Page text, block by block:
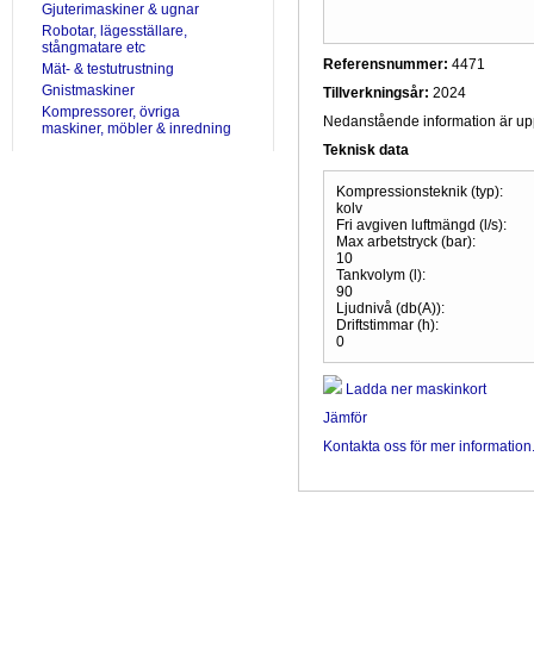
Gjuterimaskiner & ugnar
Robotar, lägesställare,
stångmatare etc
Mät- & testutrustning
Gnistmaskiner
Kompressorer, övriga
maskiner, möbler & inredning
Referensnummer: 4471
Tillverkningsår: 2024
Nedanstående information är
Teknisk data
Kompressionsteknik (typ):
kolv
Fri avgiven luftmängd (l/s):
Max arbetstryck (bar):
10
Tankvolym (l):
90
Ljudnivå (db(A)):
Driftstimmar (h):
0
Ladda ner maskinkort
Jämför
Kontakta oss för mer information.